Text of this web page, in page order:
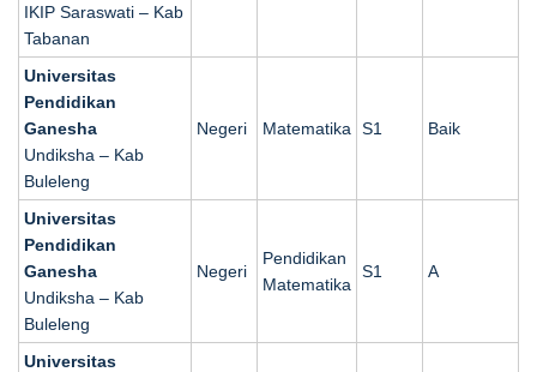
IKIP Saraswati – Kab
Tabanan
Universitas
Pendidikan
Ganesha
Undiksha – Kab
Buleleng
Negeri Matematika S1 Baik
Universitas
Pendidikan
Ganesha
Undiksha – Kab
Buleleng
Negeri
Pendidikan
Matematika
S1 A
Universitas